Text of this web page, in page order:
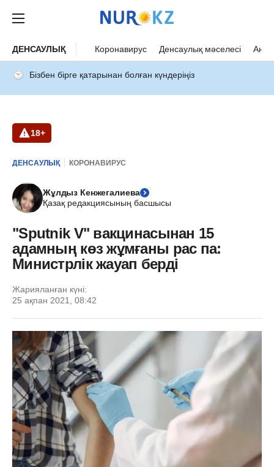
ДЕНСАУЛЫҚ Коронавирус Денсаулық мәселесі Ана
Бізбен бірге қатарынан болған күндеріңіз
18+
ДЕНСАУЛЫҚ КОРОНАВИРУС
Жұлдыз Кенжегалиева
Қазақ редакциясының басшысы
"Sputnik V" вакцинасынан 15
адамның көз жұмғаны рас па:
Министрлік жауап берді
Жарияланған күні:
25 ақпан 2021, 08:42